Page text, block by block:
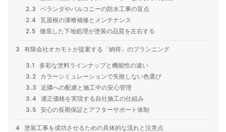
2.3
ベランダやバルコニーの防水工事の盲点
2.4
瓦屋根の漆喰補修とメンテナンス
2.5 徹底した下地処理が塗装の品質を左右する
3 有限会社オカモトが提案する「納得」のプランニング
3.1
多彩な塗料ラインナップと機能性の違い
3.2
カラーシミュレーションで失敗しない色選び
3.3
近隣への配慮と施工中の安心管理
3.4
適正価格を実現する自社施工の仕組み
3.5 安心の長期保証とアフターサポート体制
4 塗装工事を成功させるための具体的な流れと注意点